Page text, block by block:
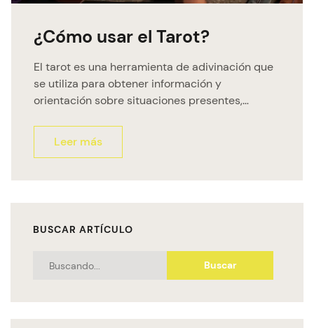
¿Cómo usar el Tarot?
El tarot es una herramienta de adivinación que
se utiliza para obtener información y
orientación sobre situaciones presentes,
cartas con simbología rica y compleja, y se ha
presento algunos pasos básicos para usar el […]
Leer más
BUSCAR ARTÍCULO
Search